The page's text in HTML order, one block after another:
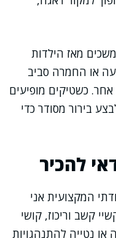
מאז הילדות
או החמרה סביב
אחר. כשטיקים מופיעים
בירור מסודר כדי
להכיר
המקצועית אני
קשב וריכוז, קושי
או נטייה להתנהגויות